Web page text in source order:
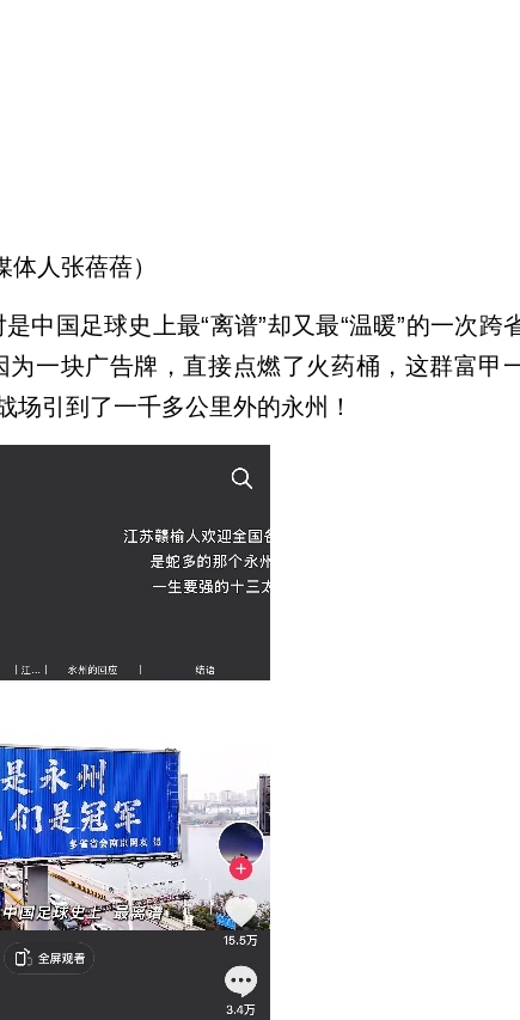
体人张蓓蓓）
中国足球史上最“离谱”却又最“温暖”的一次跨
为一块广告牌，直接点燃了火药桶，这群富甲
场引到了一千多公里外的永州！